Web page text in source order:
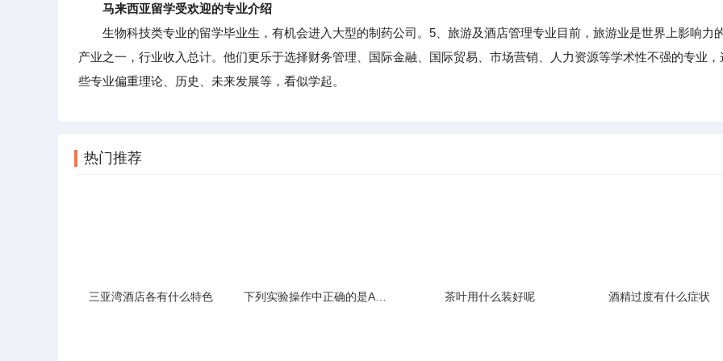
马来西亚留学受欢迎的专业介绍
生物科技类专业的留学毕业生，有机会进入大型的制药公司。5、旅游及酒店管理专业目前，旅游业是世界上影响力
产业之一，行业收入总计。他们更乐于选择财务管理、国际金融、国际贸易、市场营销、人力资源等学术性不强的专业，
些专业偏重理论、历史、未来发展等，看似学起。
热门推荐
三亚湾酒店各有什么特色 茶叶用什么装好呢 酒精过度有什么症状